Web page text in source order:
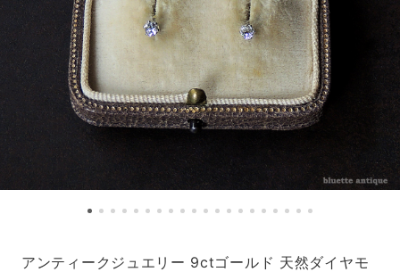
アンティークジュエリー 9ctゴールド 天然ダイヤモ